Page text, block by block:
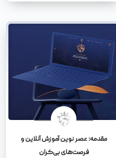
دارید.
مقدمه: عصر نوین آموزش آنلاین و
فرصت‌های بی‌کران